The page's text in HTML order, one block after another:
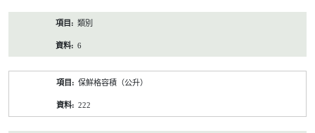
類別
6
保鮮格容積（公升）
222